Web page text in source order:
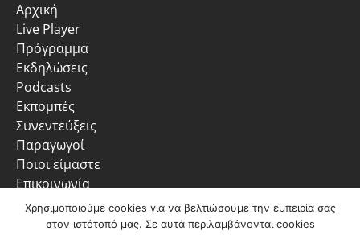
Αρχική
Live Player
Πρόγραμμα
Εκδηλώσεις
Podcasts
Εκπομπές
Συνεντεύξεις
Παραγωγοί
Ποιοι είμαστε
Επικοινωνία
Πολιτική Απορρήτου
Χρησιμοποιούμε cookies για να βελτιώσουμε την εμπειρία σας
στον ιστότοπό μας. Σε αυτά περιλαμβάνονται cookies